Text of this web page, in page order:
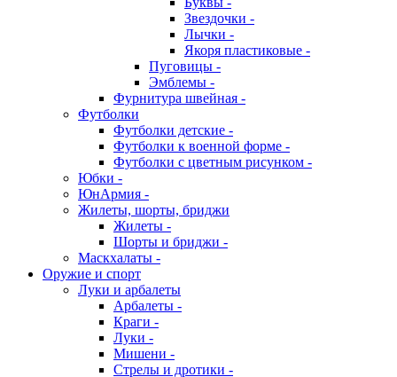
Звездочки -
Лычки -
Якоря пластиковые -
Пуговицы -
Эмблемы -
Фурнитура швейная -
Футболки
Футболки детские -
Футболки к военной форме -
Футболки с цветным рисунком -
Юбки -
ЮнАрмия -
Жилеты, шорты, бриджи
Жилеты -
Шорты и бриджи -
Маскхалаты -
Оружие и спорт
Луки и арбалеты
Арбалеты -
Краги -
Луки -
Мишени -
Стрелы и дротики -